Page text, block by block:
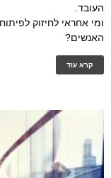
העובד.
ומי אחראי לחיזוק
האנשים?
קרא עוד